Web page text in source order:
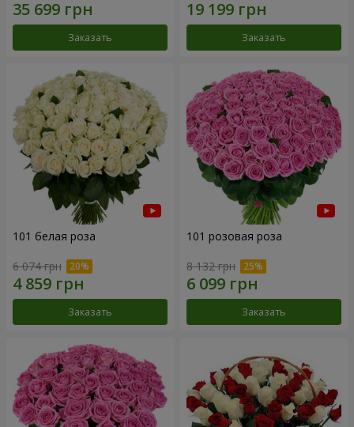
Заказать Заказать
101 белая роза
6 074 грн
Заказать
101 розовая роза
8 132 грн
Заказать